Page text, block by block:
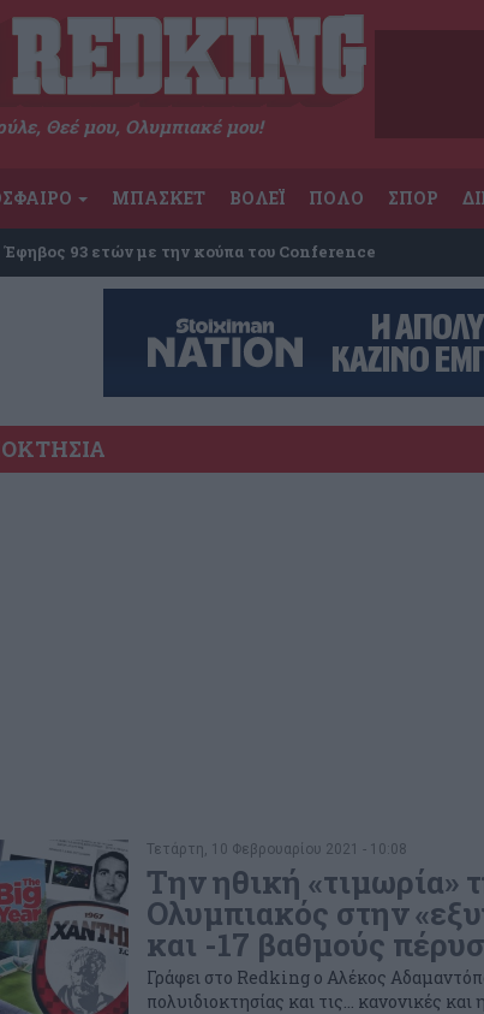
Θεέ μου, Ολυμπιακέ μου!
ΜΠΑΣΚΕΤ ΒΟΛΕΪ ΠΟΛΟ ΣΠΟΡ
Έφηβος 93 ετών με την κούπα του Conference
Τετάρτη, 10 Φεβρουαρίου 2021 - 10:08
Την ηθική «τιμωρία»
Ολυμπιακός στην
και -17 βαθμούς
Γράφει στο Redking ο Αλέκος
πολυιδιοκτησίας και τις… κανονικές και